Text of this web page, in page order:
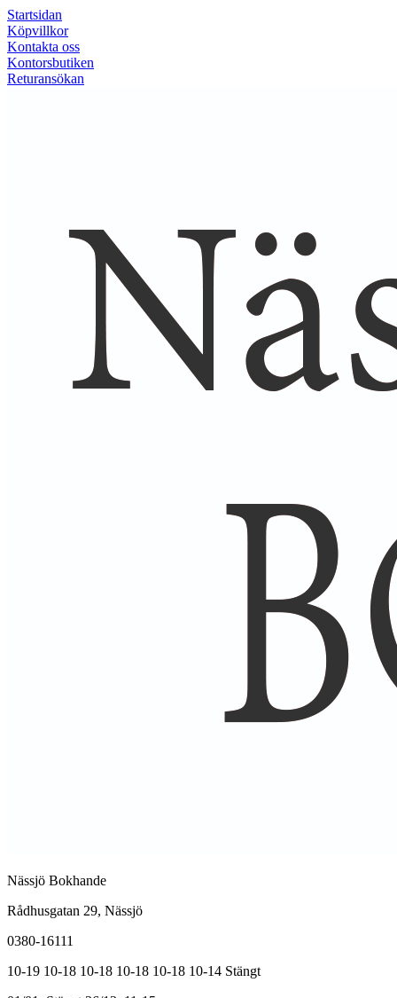
Startsidan
Köpvillkor
Kontakta oss
Kontorsbutiken
Returansökan
Nässjö Bokhande
Rådhusgatan 29, Nässjö
0380-16111
10-19 10-18 10-18 10-18 10-18 10-14 Stängt